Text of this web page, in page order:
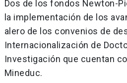
Dos de los fondos Newton-
la implementación de los
alero de los convenios de
Internacionalización de
Investigación que cuentan
Mineduc.